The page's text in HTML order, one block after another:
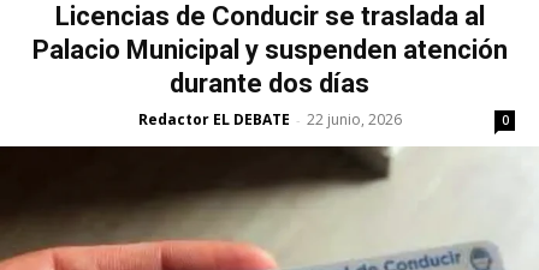
Licencias de Conducir se traslada al
Palacio Municipal y suspenden atención
durante dos días
Redactor EL DEBATE - 22 junio, 2026 0